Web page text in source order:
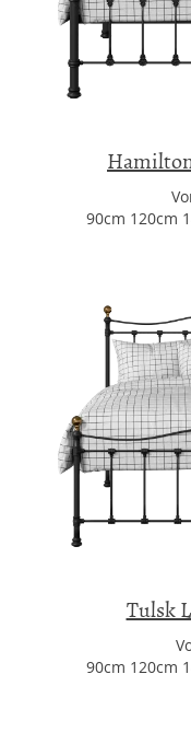
90cm 120cm
Tulsk
90cm 120cm